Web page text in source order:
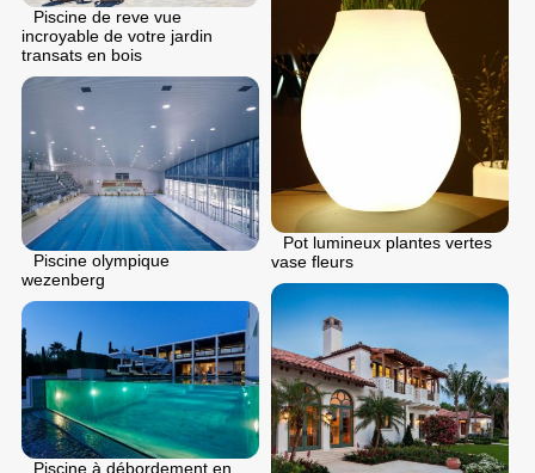
Piscine de reve vue
incroyable de votre jardin
transats en bois
Pot lumineux plantes vertes
vase fleurs
Piscine olympique
wezenberg
Piscine à débordement en